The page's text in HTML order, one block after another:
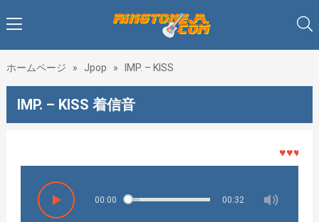
ホームページ » Jpop » IMP. – KISS
IMP. – KISS 着信音
♥♥♥着メ
00:00 00:32